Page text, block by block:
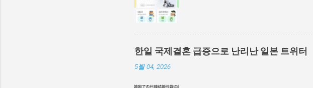
한일 국제결혼 급증으로 난리난 일본 트위터
5월 04, 2026